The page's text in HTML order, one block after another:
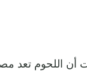
اللحوم تعد